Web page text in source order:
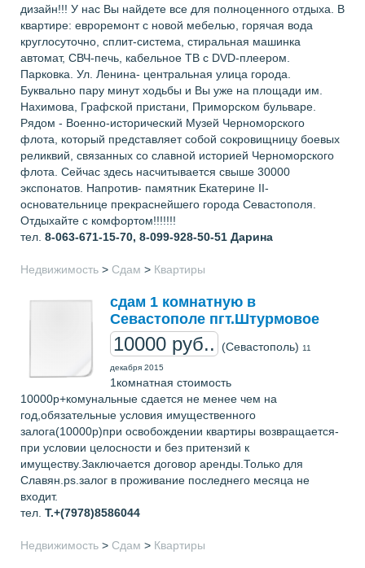
дизайн!!! У нас Вы найдете все для полноценного отдыха. В
квартире: евроремонт с новой мебелью, горячая вода
круглосуточно, сплит-система, стиральная машинка
автомат, СВЧ-печь, кабельное ТВ с DVD-плеером.
Парковка. Ул. Ленина- центральная улица города.
Буквально пару минут ходьбы и Вы уже на площади им.
Нахимова, Графской пристани, Приморском бульваре.
Рядом - Военно-исторический Музей Черноморского
флота, который представляет собой сокровищницу боевых
реликвий, связанных со славной историей Черноморского
флота. Сейчас здесь насчитывается свыше 30000
экспонатов. Напротив- памятник Екатерине II-
основательнице прекраснейшего города Севастополя.
Отдыхайте с комфортом!!!!!!!
тел. 8-063-671-15-70, 8-099-928-50-51 Дарина
Недвижимость > Сдам > Квартиры
сдам 1 комнатную в
Севастополе пгт.Штурмовое
10000 руб.. (Севастополь) 11
декабря 2015
1комнатная стоимость
10000р+комунальные сдается не менее чем на
год,обязательные условия имущественного
залога(10000р)при освобождении квартиры возвращается-
при условии целосности и без притензий к
имуществу.Заключается договор аренды.Только для
Славян.ps.залог в проживание последнего месяца не
входит.
тел. Т.+(7978)8586044
Недвижимость > Сдам > Квартиры